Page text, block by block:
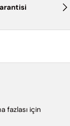
fazlası için